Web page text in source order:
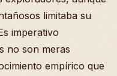
limitaba su
imperativo
no son meras
empírico que